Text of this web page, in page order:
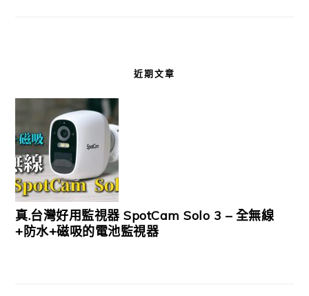
近期文章
真.台灣好用監視器 SpotCam Solo 3 – 全無線
+防水+磁吸的電池監視器